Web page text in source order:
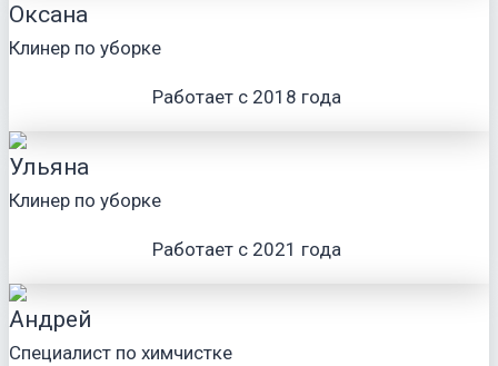
Оксана
Клинер по уборке
Работает с 2018 года
Ульяна
Клинер по уборке
Работает с 2021 года
Андрей
Специалист по химчистке